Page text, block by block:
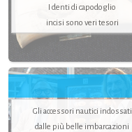
I denti di capodoglio
incisi sono veri tesori
Gli accessori nautici indossati
dalle più belle imbarcazioni